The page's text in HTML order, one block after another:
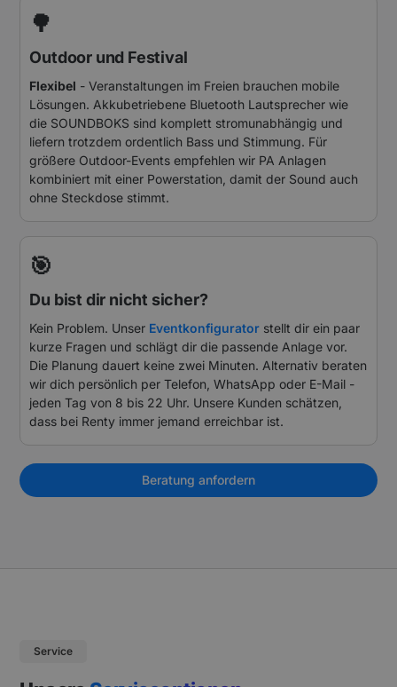
🌳
Outdoor und Festival
Flexibel - Veranstaltungen im Freien brauchen mobile
Lösungen. Akkubetriebene Bluetooth Lautsprecher wie
die SOUNDBOKS sind komplett stromunabhängig und
liefern trotzdem ordentlich Bass und Stimmung. Für
größere Outdoor-Events empfehlen wir PA Anlagen
kombiniert mit einer Powerstation, damit der Sound auch
ohne Steckdose stimmt.
🎯
Du bist dir nicht sicher?
Kein Problem. Unser Eventkonfigurator stellt dir ein paar
kurze Fragen und schlägt dir die passende Anlage vor.
Die Planung dauert keine zwei Minuten. Alternativ beraten
wir dich persönlich per Telefon, WhatsApp oder E-Mail -
jeden Tag von 8 bis 22 Uhr. Unsere Kunden schätzen,
dass bei Renty immer jemand erreichbar ist.
Beratung anfordern
Service